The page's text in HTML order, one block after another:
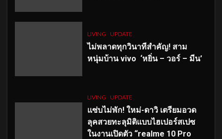
LIVING UPDATE
ไม่พลาดทุกวินาทีสำคัญ! สาม
หนุ่มบ้าน vivo ‘หยิ่น – วอร์ – มีน’
LIVING UPDATE
แซ่บไม่พัก! ใหม่-ดาวิ เตรียมอวด
ลุคสวยทะลุมิติแบบไฮเปอร์สเปซ
ในงานเปิดตัว “realme 10 Pro